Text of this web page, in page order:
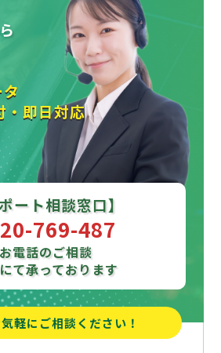
即日対応
ート相談窓口】
769-487
お電話のご相談
て承っております
軽にご相談ください！